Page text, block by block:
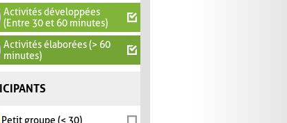
Activités développées
(Entre 30 et 60 minutes)
Activités élaborées (> 60
minutes)
Petit groupe (< 30)